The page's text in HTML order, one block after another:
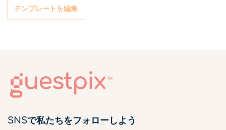
テンプレートを編集
SNSで私たちをフォローしよう